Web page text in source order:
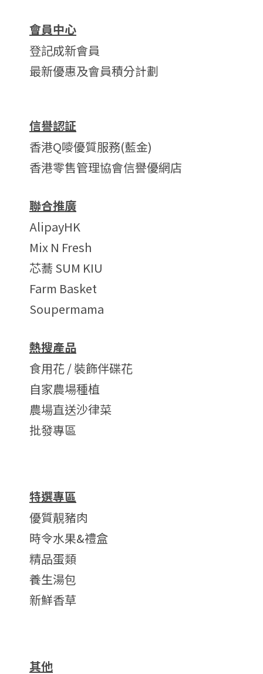
會員中心
登記成新會員
最新優惠及會員積分計劃
信譽認証
香港Q嘜優質服務(藍金)
香港零售管理協會信譽優網店
聯合推廣
AlipayHK
Mix N Fresh
芯蕎 SUM KIU
Farm Basket
Soupermama
熱搜產品
食用花 / 裝飾伴碟花
自家農場種植
農場直送沙律菜
批發專區
特選專區
優質靚豬肉
時令水果&禮盒
精品蛋類
養生湯包
新鮮香草
其他